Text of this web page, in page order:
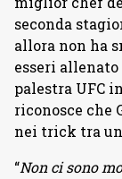
seconda
allora non ha
esseri
palestra UFC
riconosce che
nei trick tra
“Non ci sono